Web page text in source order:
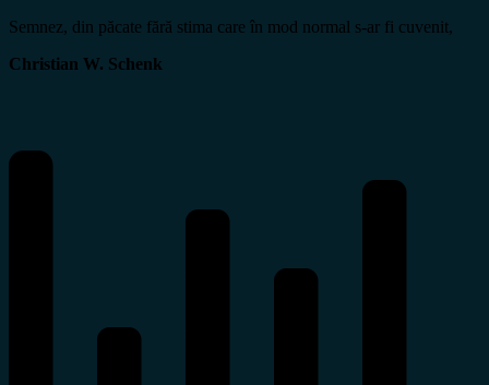
Semnez, din păcate fără stima care în mod normal s-ar fi cuvenit,
Christian W. Schenk